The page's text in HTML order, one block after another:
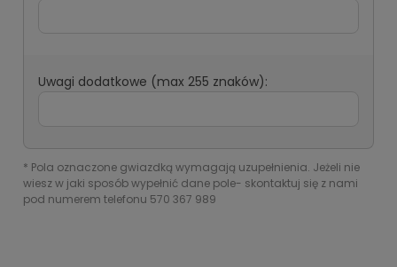
Uwagi dodatkowe (max 255 znaków):
* Pola oznaczone gwiazdką wymagają uzupełnienia. Jeżeli nie
wiesz w jaki sposób wypełnić dane pole- skontaktuj się z nami
pod numerem telefonu 570 367 989